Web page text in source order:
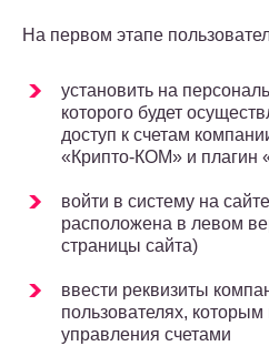
На первом этапе
установить на
которого будет
доступ к счетам
«Крипто-КОМ» и плагин
войти в систему на
расположена в левом
страницы сайта)
ввести реквизиты
пользователях,
управления счетами